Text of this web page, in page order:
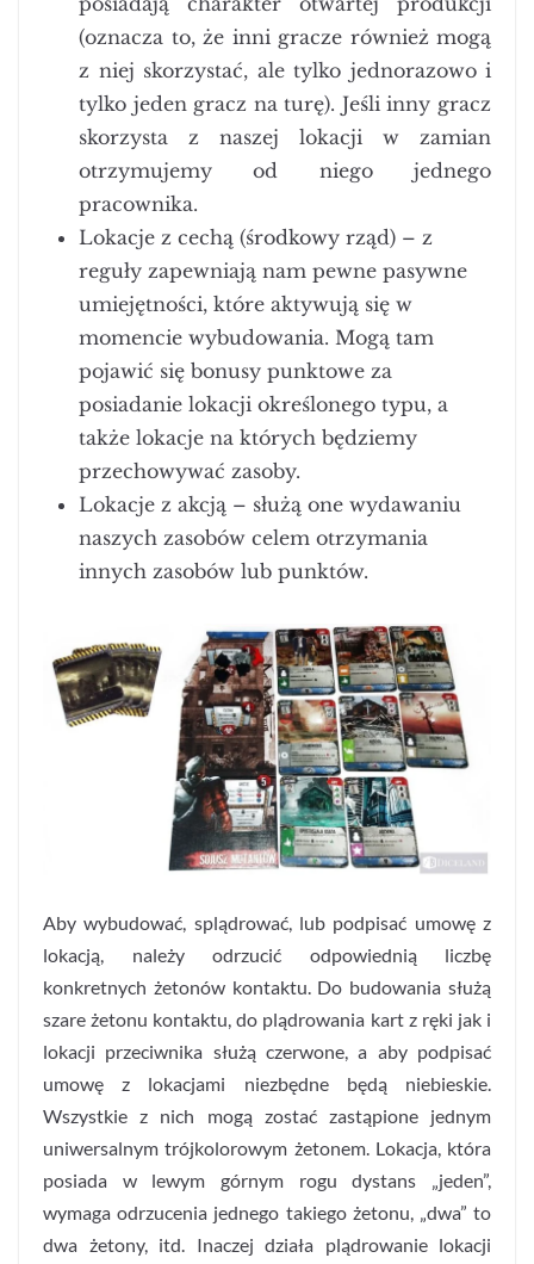
(oznacza to, że inni gracze również mogą
z niej skorzystać, ale tylko jednorazowo i
tylko jeden gracz na turę). Jeśli inny gracz
skorzysta z naszej lokacji w zamian
otrzymujemy od niego jednego
pracownika.
Lokacje z cechą (środkowy rząd) – z
reguły zapewniają nam pewne pasywne
umiejętności, które aktywują się w
momencie wybudowania. Mogą tam
pojawić się bonusy punktowe za
posiadanie lokacji określonego typu, a
także lokacje na których będziemy
przechowywać zasoby.
Lokacje z akcją – służą one wydawaniu
naszych zasobów celem otrzymania
innych zasobów lub punktów.
Aby wybudować, splądrować, lub podpisać umowę z
lokacją, należy odrzucić odpowiednią liczbę
konkretnych żetonów kontaktu. Do budowania służą
szare żetonu kontaktu, do plądrowania kart z ręki jak i
lokacji przeciwnika służą czerwone, a aby podpisać
umowę z lokacjami niezbędne będą niebieskie.
Wszystkie z nich mogą zostać zastąpione jednym
uniwersalnym trójkolorowym żetonem. Lokacja, która
posiada w lewym górnym rogu dystans „jeden”,
wymaga odrzucenia jednego takiego żetonu, „dwa” to
dwa żetony, itd. Inaczej działa plądrowanie lokacji